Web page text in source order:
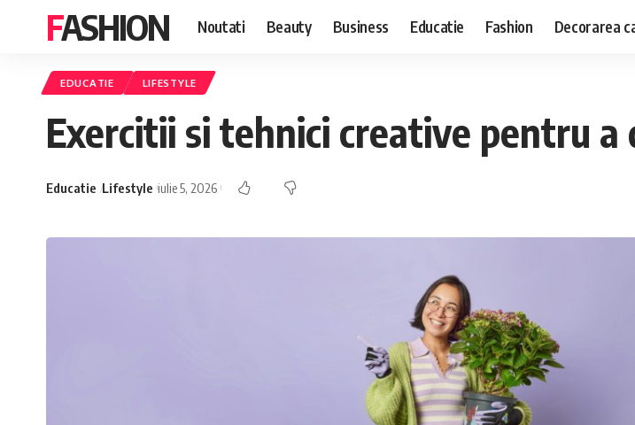
FASHION Noutati Beauty Business Educatie Fashion Decorarea
EDUCATIE LIFESTYLE
Exercitii si tehnici creative pentru
Educatie Lifestyle iulie 5, 2026